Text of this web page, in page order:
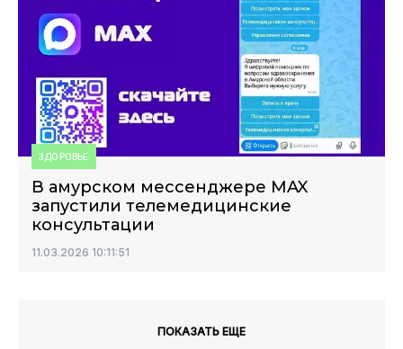
ЗДОРОВЬЕ
В амурском мессенджере MAX
запустили телемедицинские
консультации
11.03.2026 10:11:51
ПОКАЗАТЬ ЕЩЕ